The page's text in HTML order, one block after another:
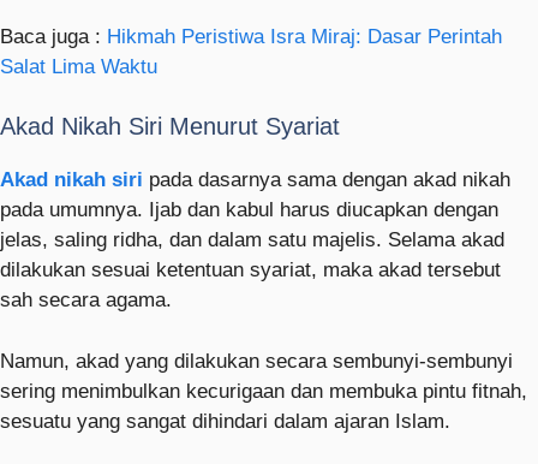
Baca juga : Hikmah Peristiwa Isra Miraj: Dasar Perintah
Salat Lima Waktu
Akad Nikah Siri Menurut Syariat
Akad nikah siri pada dasarnya sama dengan akad nikah
pada umumnya. Ijab dan kabul harus diucapkan dengan
jelas, saling ridha, dan dalam satu majelis. Selama akad
dilakukan sesuai ketentuan syariat, maka akad tersebut
sah secara agama.
Namun, akad yang dilakukan secara sembunyi-sembunyi
sering menimbulkan kecurigaan dan membuka pintu fitnah,
sesuatu yang sangat dihindari dalam ajaran Islam.